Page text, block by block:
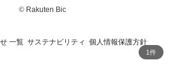
© Rakuten Bic
一覧 サステナビリティ 個人情報保護方針
1件